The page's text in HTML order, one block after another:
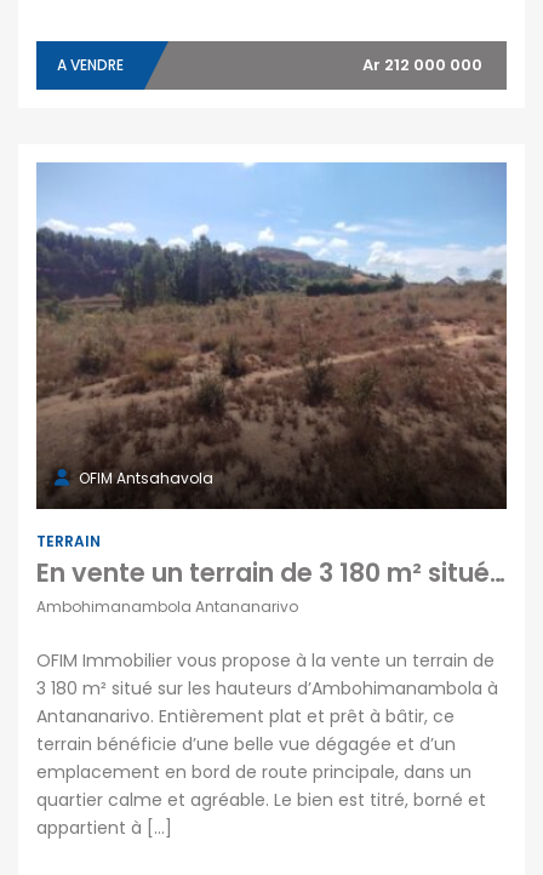
A VENDRE Ar 212 000 000
OFIM Antsahavola
TERRAIN
En vente un terrain de 3 180 m² situé sur les hauteurs d’Ambohimanambola à Antananarivo
Ambohimanambola Antananarivo
OFIM Immobilier vous propose à la vente un terrain de
3 180 m² situé sur les hauteurs d’Ambohimanambola à
Antananarivo. Entièrement plat et prêt à bâtir, ce
terrain bénéficie d’une belle vue dégagée et d’un
emplacement en bord de route principale, dans un
quartier calme et agréable. Le bien est titré, borné et
appartient à […]